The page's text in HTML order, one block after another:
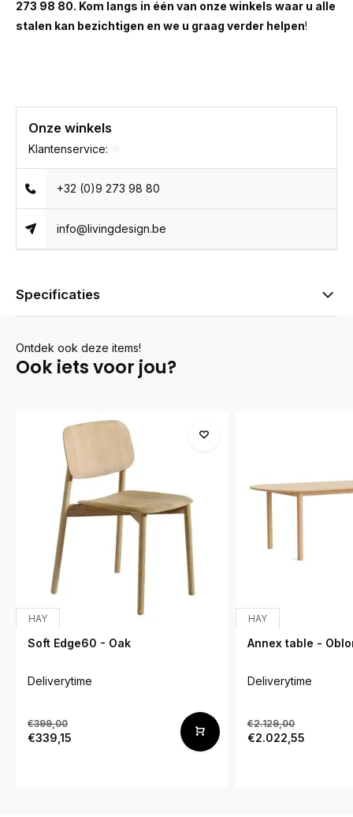
273 98 80. Kom langs in één van onze winkels waar u alle
stalen kan bezichtigen en we u graag verder helpen!
Onze winkels
Klantenservice:
+32 (0)9 273 98 80
info@livingdesign.be
Specificaties
Ontdek ook deze items!
Ook iets voor jou?
HAY
Soft Edge60 - Oak
Deliverytime
€399,00
€339,15
HAY
Annex table -
Deliverytime
€2.129,00
€2.022,55